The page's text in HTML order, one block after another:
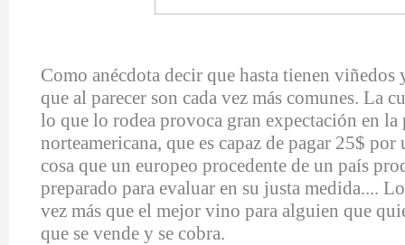
Como anécdota decir que hasta tienen viñedos
que al parecer son cada vez más comunes. La
lo que lo rodea provoca gran expectación en
norteamericana, que es capaz de pagar 25$
cosa que un europeo procedente de un país
preparado para evaluar en su justa medida....
vez más que el mejor vino para alguien que
que se vende y se cobra.